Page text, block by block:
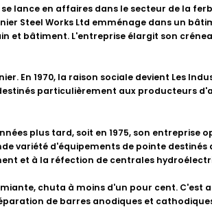
lance en affaires dans le secteur de la
Steel Works Ltd emménage dans un
et bâtiment. L'entreprise élargit son
En 1970, la raison sociale devient Les
particulièrement aux producteurs
plus tard, soit en 1975, son entreprise
variété d'équipements de pointe destinés
et à la réfection de centrales
chuta à moins d'un pour cent. C'est
de barres anodiques et